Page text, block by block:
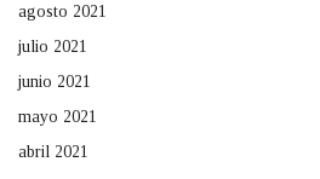
agosto 2021
julio 2021
junio 2021
mayo 2021
abril 2021